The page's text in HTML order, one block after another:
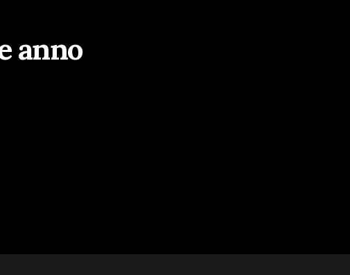
anno